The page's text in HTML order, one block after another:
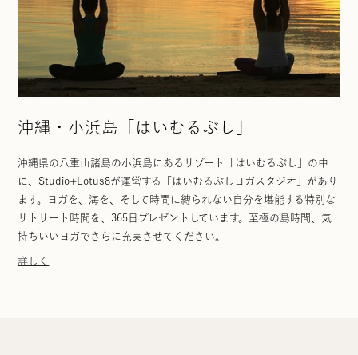
沖縄・小浜島「はいむるぶし」
沖縄県の八重山諸島の小浜島にあるリゾート「はいむるぶし」の中
に、Studio+Lotus8が運営する「はいむるぶしヨガスタジオ」があり
ます。ヨガを、海を、そして時間に縛られない自分を堪能する特別な
リトリート時間を、365日プレゼントしています。至極の島時間、気
持ちいいヨガでさらに充実させてください。
詳しく